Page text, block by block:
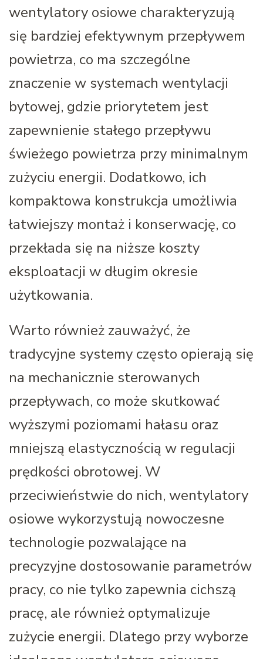
wentylatory osiowe charakteryzują
się bardziej efektywnym przepływem
powietrza, co ma szczególne
znaczenie w systemach wentylacji
bytowej, gdzie priorytetem jest
zapewnienie stałego przepływu
świeżego powietrza przy minimalnym
zużyciu energii. Dodatkowo, ich
kompaktowa konstrukcja umożliwia
łatwiejszy montaż i konserwację, co
przekłada się na niższe koszty
eksploatacji w długim okresie
użytkowania.
Warto również zauważyć, że
tradycyjne systemy często opierają się
na mechanicznie sterowanych
przepływach, co może skutkować
wyższymi poziomami hałasu oraz
mniejszą elastycznością w regulacji
prędkości obrotowej. W
przeciwieństwie do nich, wentylatory
osiowe wykorzystują nowoczesne
technologie pozwalające na
precyzyjne dostosowanie parametrów
pracy, co nie tylko zapewnia cichszą
pracę, ale również optymalizuje
zużycie energii. Dlatego przy wyborze